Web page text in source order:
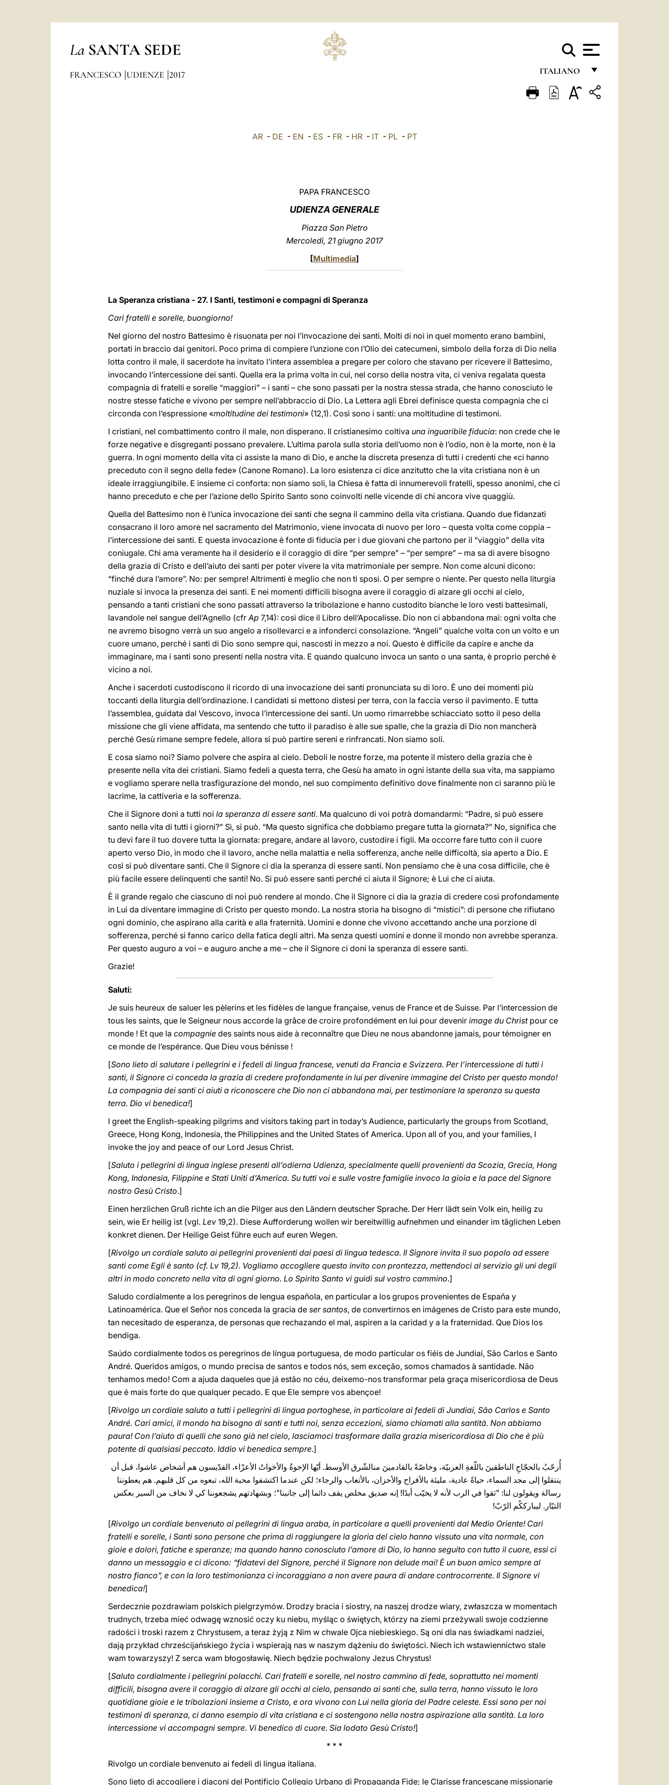
La SANTA SEDE
ITALIANO
FRANÇAIS
FRANCESCO UDIENZE 2017
AR- DE - EN - ES- FR- HR- IT- PL- PT
PAPA FRANCESCO
UDIENZA GENERALE
Piazza San Pietro
Mercoledì, 21 giugno 2017
[Multimedia]
La Speranza cristiana - 27. I Santi, testimoni e compagni di Speranza
Cari fratelli e sorelle, buongiorno!
Nel giorno del nostro Battesimo è risuonata per noi l’invocazione dei santi. Molti di noi in quel momento erano bambini,
portati in braccio dai genitori. Poco prima di compiere l’unzione con l’Olio dei catecumeni, simbolo della forza di Dio nella
lotta contro il male, il sacerdote ha invitato l’intera assemblea a pregare per coloro che stavano per ricevere il Battesimo,
invocando l’intercessione dei santi. Quella era la prima volta in cui, nel corso della nostra vita, ci veniva regalata questa
compagnia di fratelli e sorelle “maggiori” – i santi – che sono passati per la nostra stessa strada, che hanno conosciuto le
nostre stesse fatiche e vivono per sempre nell’abbraccio di Dio. La Lettera agli Ebrei definisce questa compagnia che ci
circonda con l’espressione «moltitudine dei testimoni» (12,1). Così sono i santi: una moltitudine di testimoni.
I cristiani, nel combattimento contro il male, non disperano. Il cristianesimo coltiva una inguaribile fiducia: non crede che le
forze negative e disgreganti possano prevalere. L’ultima parola sulla storia dell’uomo non è l’odio, non è la morte, non è la
guerra. In ogni momento della vita ci assiste la mano di Dio, e anche la discreta presenza di tutti i credenti che «ci hanno
preceduto con il segno della fede» (Canone Romano). La loro esistenza ci dice anzitutto che la vita cristiana non è un
ideale irraggiungibile. E insieme ci conforta: non siamo soli, la Chiesa è fatta di innumerevoli fratelli, spesso anonimi, che ci
hanno preceduto e che per l’azione dello Spirito Santo sono coinvolti nelle vicende di chi ancora vive quaggiù.
Quella del Battesimo non è l’unica invocazione dei santi che segna il cammino della vita cristiana. Quando due fidanzati
consacrano il loro amore nel sacramento del Matrimonio, viene invocata di nuovo per loro – questa volta come coppia –
l’intercessione dei santi. E questa invocazione è fonte di fiducia per i due giovani che partono per il “viaggio” della vita
coniugale. Chi ama veramente ha il desiderio e il coraggio di dire “per sempre” – “per sempre” – ma sa di avere bisogno
della grazia di Cristo e dell’aiuto dei santi per poter vivere la vita matrimoniale per sempre. Non come alcuni dicono:
“finché dura l’amore”. No: per sempre! Altrimenti è meglio che non ti sposi. O per sempre o niente. Per questo nella liturgia
nuziale si invoca la presenza dei santi. E nei momenti difficili bisogna avere il coraggio di alzare gli occhi al cielo,
pensando a tanti cristiani che sono passati attraverso la tribolazione e hanno custodito bianche le loro vesti battesimali,
lavandole nel sangue dell’Agnello (cfrAp 7,14): così dice il Libro dell’Apocalisse. Dio non ci abbandona mai: ogni volta che
ne avremo bisogno verrà un suo angelo a risollevarci e a infonderci consolazione. “Angeli” qualche volta con un volto e un
cuore umano, perché i santi di Dio sono sempre qui, nascosti in mezzo a noi. Questo è difficile da capire e anche da
immaginare, ma i santi sono presenti nella nostra vita. E quando qualcuno invoca un santo o una santa, è proprio perché è
vicino a noi.
Anche i sacerdoti custodiscono il ricordo di una invocazione dei santi pronunciata su di loro. È uno dei momenti più
toccanti della liturgia dell’ordinazione. I candidati si mettono distesi per terra, con la faccia verso il pavimento. E tutta
l’assemblea, guidata dal Vescovo, invoca l’intercessione dei santi. Un uomo rimarrebbe schiacciato sotto il peso della
missione che gli viene affidata, ma sentendo che tutto il paradiso è alle sue spalle, che la grazia di Dio non mancherà
perché Gesù rimane sempre fedele, allora si può partire sereni e rinfrancati. Non siamo soli.
E cosa siamo noi? Siamo polvere che aspira al cielo. Deboli le nostre forze, ma potente il mistero della grazia che è
presente nella vita dei cristiani. Siamo fedeli a questa terra, che Gesù ha amato in ogni istante della sua vita, ma sappiamo
e vogliamo sperare nella trasfigurazione del mondo, nel suo compimento definitivo dove finalmente non ci saranno più le
lacrime, la cattiveria e la sofferenza.
Che il Signore doni a tutti noi la speranza di essere santi. Ma qualcuno di voi potrà domandarmi: “Padre, si può essere
santo nella vita di tutti i giorni?” Sì, si può. “Ma questo significa che dobbiamo pregare tutta la giornata?” No, significa che
tu devi fare il tuo dovere tutta la giornata: pregare, andare al lavoro, custodire i figli. Ma occorre fare tutto con il cuore
aperto verso Dio, in modo che il lavoro, anche nella malattia e nella sofferenza, anche nelle difficoltà, sia aperto a Dio. E
così si può diventare santi. Che il Signore ci dia la speranza di essere santi. Non pensiamo che è una cosa difficile, che è
più facile essere delinquenti che santi! No. Si può essere santi perché ci aiuta il Signore; è Lui che ci aiuta.
È il grande regalo che ciascuno di noi può rendere al mondo. Che il Signore ci dia la grazia di credere così profondamente
in Lui da diventare immagine di Cristo per questo mondo. La nostra storia ha bisogno di “mistici”: di persone che rifiutano
ogni dominio, che aspirano alla carità e alla fraternità. Uomini e donne che vivono accettando anche una porzione di
sofferenza, perché si fanno carico della fatica degli altri. Ma senza questi uomini e donne il mondo non avrebbe speranza.
Per questo auguro a voi – e auguro anche a me – che il Signore ci doni la speranza di essere santi.
Grazie!
Saluti:
Je suis heureux de saluer les pèlerins et les fidèles de langue française, venus de France et de Suisse. Par l’intercession de
tous les saints, que le Seigneur nous accorde la grâce de croire profondément en lui pour devenir image du Christpour ce
monde ! Et que la compagnie des saints nous aide à reconnaître que Dieu ne nous abandonne jamais, pour témoigner en
ce monde de l’espérance. Que Dieu vous bénisse !
[Sono lieto di salutare i pellegrini e i fedeli di lingua francese, venuti da Francia e Svizzera. Per l’intercessione di tutti i
santi, il Signore ci conceda la grazia di credere profondamente in lui per divenire immagine del Cristo per questo mondo!
La compagnia dei santi ci aiuti a riconoscere che Dio non ci abbandona mai, per testimoniare la speranza su questa
terra. Dio vi benedica!]
I greet the English-speaking pilgrims and visitors taking part in today’s Audience, particularly the groups from Scotland,
Greece, Hong Kong, Indonesia, the Philippines and the United States of America. Upon all of you, and your families, I
invoke the joy and peace of our Lord Jesus Christ.
[Saluto i pellegrini di lingua inglese presenti all’odierna Udienza, specialmente quelli provenienti da Scozia, Grecia, Hong
Kong, Indonesia, Filippine e Stati Uniti d’America. Su tutti voi e sulle vostre famiglie invoco la gioia e la pace del Signore
nostro Gesù Cristo.]
Einen herzlichen Gruß richte ich an die Pilger aus den Ländern deutscher Sprache. Der Herr lädt sein Volk ein, heilig zu
sein, wie Er heilig ist (vgl. Lev 19,2). Diese Aufforderung wollen wir bereitwillig aufnehmen und einander im täglichen Leben
konkret dienen. Der Heilige Geist führe euch auf euren Wegen.
[Rivolgo un cordiale saluto ai pellegrini provenienti dai paesi di lingua tedesca. Il Signore invita il suo popolo ad essere
santi come Egli è santo (cf. Lv 19,2). Vogliamo accogliere questo invito con prontezza, mettendoci al servizio gli uni degli
altri in modo concreto nella vita di ogni giorno. Lo Spirito Santo vi guidi sul vostro cammino.]
Saludo cordialmente a los peregrinos de lengua española, en particular a los grupos provenientes de España y
Latinoamérica. Que el Señor nos conceda la gracia de ser santos, de convertirnos en imágenes de Cristo para este mundo,
tan necesitado de esperanza, de personas que rechazando el mal, aspiren a la caridad y a la fraternidad. Que Dios los
bendiga.
Saúdo cordialmente todos os peregrinos de língua portuguesa, de modo particular os fiéis de Jundiaí, São Carlos e Santo
André. Queridos amigos, o mundo precisa de santos e todos nós, sem exceção, somos chamados à santidade. Não
tenhamos medo! Com a ajuda daqueles que já estão no céu, deixemo-nos transformar pela graça misericordiosa de Deus
que é mais forte do que qualquer pecado. E que Ele sempre vos abençoe!
[Rivolgo un cordiale saluto a tutti i pellegrini di lingua portoghese, in particolare ai fedeli di Jundiaí, São Carlos e Santo
André. Cari amici, il mondo ha bisogno di santi e tutti noi, senza eccezioni, siamo chiamati alla santità. Non abbiamo
paura! Con l’aiuto di quelli che sono già nel cielo, lasciamoci trasformare dalla grazia misericordiosa di Dio che è più
potente di qualsiasi peccato. Iddio vi benedica sempre.]
أُرحّبُ بالحجّاجِ الناطقينَ باللّغةِ العربيّة، وخاصّةً بالقادمينَ منالشّرق الأوسط. أيّها الإخوةُ والأخواتُ الأعزّاء، القدّيسون هم أشخاص عاشوا، قبل أن
ينتقلوا إلى مجد السماء، حياةً عادية، مليئة بالأفراح والأحزان، بالأتعاب والرجاء؛ لكن عندما اكتشفوا محبة الله، تبعوه من كل قلبهم. هم يعطوننا
رسالة ويقولون لنا: "ثقوا في الرب لأنه لا يخيّب أبدًا! إنه صديق مخلص يقف دائما إلى جانبنا"؛ وبشهادتهم يشجعوننا كي لا نخاف من السير بعكس
التيّار. ليبارككُم الرّبّ!
[Rivolgo un cordiale benvenuto ai pellegrini di lingua araba, in particolare a quelli provenienti dal Medio Oriente! Cari
fratelli e sorelle, i Santi sono persone che prima di raggiungere la gloria del cielo hanno vissuto una vita normale, con
gioie e dolori, fatiche e speranze; ma quando hanno conosciuto l’amore di Dio, lo hanno seguito con tutto il cuore, essi ci
danno un messaggio e ci dicono: “fidatevi del Signore, perché il Signore non delude mai! È un buon amico sempre al
nostro fianco”, e con la loro testimonianza ci incoraggiano a non avere paura di andare controcorrente. Il Signore vi
benedica!]
Serdecznie pozdrawiam polskich pielgrzymów. Drodzy bracia i siostry, na naszej drodze wiary, zwłaszcza w momentach
trudnych, trzeba mieć odwagę wznosić oczy ku niebu, myśląc o świętych, którzy na ziemi przeżywali swoje codzienne
radości i troski razem z Chrystusem, a teraz żyją z Nim w chwale Ojca niebieskiego. Są oni dla nas świadkami nadziei,
dają przykład chrześcijańskiego życia i wspierają nas w naszym dążeniu do świętości. Niech ich wstawiennictwo stale
wam towarzyszy! Z serca wam błogosławię. Niech będzie pochwalony Jezus Chrystus!
[Saluto cordialmente i pellegrini polacchi. Cari fratelli e sorelle, nel nostro cammino di fede, soprattutto nei momenti
difficili, bisogna avere il coraggio di alzare gli occhi al cielo, pensando ai santi che, sulla terra, hanno vissuto le loro
quotidiane gioie e le tribolazioni insieme a Cristo, e ora vivono con Lui nella gloria del Padre celeste. Essi sono per noi
testimoni di speranza, ci danno esempio di vita cristiana e ci sostengono nella nostra aspirazione alla santità. La loro
intercessione vi accompagni sempre. Vi benedico di cuore. Sia lodato Gesù Cristo!]
* * *
Rivolgo un cordiale benvenuto ai fedeli di lingua italiana.
Sono lieto di accogliere i diaconi del Pontificio Collegio Urbano di Propaganda Fide; le Clarisse francescane missionarie